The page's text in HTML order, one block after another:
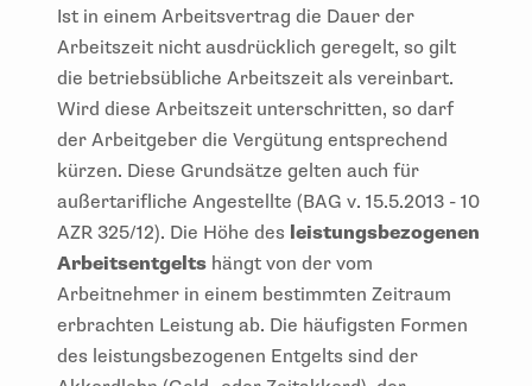
Ist in einem Arbeitsvertrag die Dauer der
Arbeitszeit nicht ausdrücklich geregelt, so gilt
die betriebsübliche Arbeitszeit als vereinbart.
Wird diese Arbeitszeit unterschritten, so darf
der Arbeitgeber die Vergütung entsprechend
kürzen. Diese Grundsätze gelten auch für
außertarifliche Angestellte (BAG v. 15.5.2013 - 10
AZR 325/12). Die Höhe des leistungsbezogenen
Arbeitsentgelts hängt von der vom
Arbeitnehmer in einem bestimmten Zeitraum
erbrachten Leistung ab. Die häufigsten Formen
des leistungsbezogenen Entgelts sind der